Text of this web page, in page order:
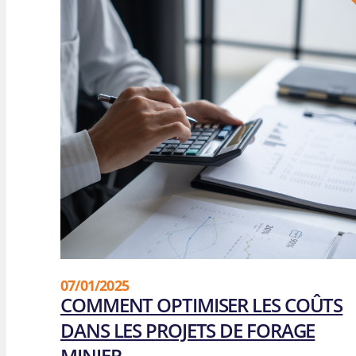
07/01/2025
COMMENT OPTIMISER LES COÛTS
DANS LES PROJETS DE FORAGE
NOS
F.